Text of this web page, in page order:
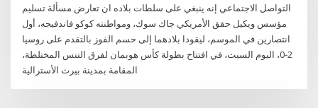
التواصل الاجتماعي إنه ينبغي على سلطات بلاده ان تعارض مسألة تسليم
مؤسس ​ويكيل حقق الأمريكي جاك سوك، ومواطنته كوكو فاندفيجه، أول
انتصارين في الموسم، ليقودا بلادهما إلى حسم الفوز بالتقدم على روسيا
2-0، اليوم السبت، في افتتاح بطولة كأس هوبمان لفرق التنس المختلطة،
المقامة بمدينة بيرث الأسترالية